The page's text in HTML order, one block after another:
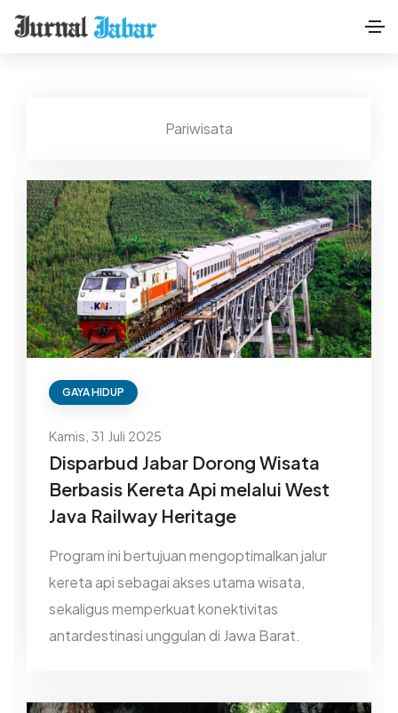
Pariwisata
GAYA HIDUP
Kamis, 31 Juli 2025
Disparbud Jabar Dorong Wisata
Berbasis Kereta Api melalui West
Java Railway Heritage
Program ini bertujuan mengoptimalkan jalur
kereta api sebagai akses utama wisata,
sekaligus memperkuat konektivitas
antardestinasi unggulan di Jawa Barat.